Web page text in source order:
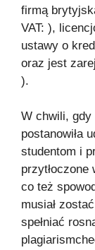
firmą
VAT: ),
ustawy o
oraz jest
).
W chwili, gdy
postanowiła
studentom i
co też
musiał
spełniać